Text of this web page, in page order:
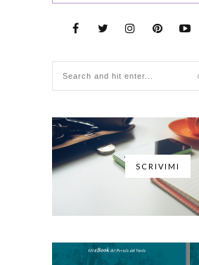
SCRIVIMI